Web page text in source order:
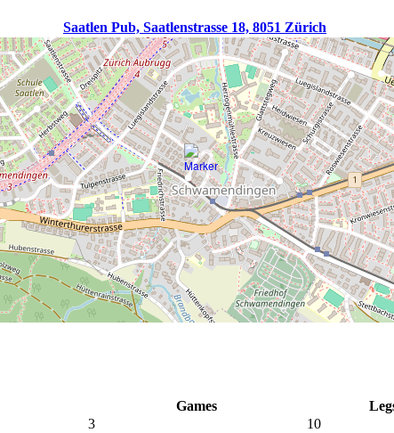
Saatlen Pub, Saatlenstrasse 18, 8051 Zürich
Games
3 10